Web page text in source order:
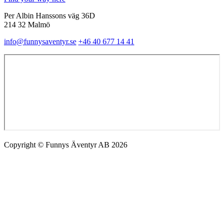
Per Albin Hanssons väg 36D
214 32 Malmö
info@funnysaventyr.se +46 40 677 14 41
Copyright © Funnys Äventyr AB 2026